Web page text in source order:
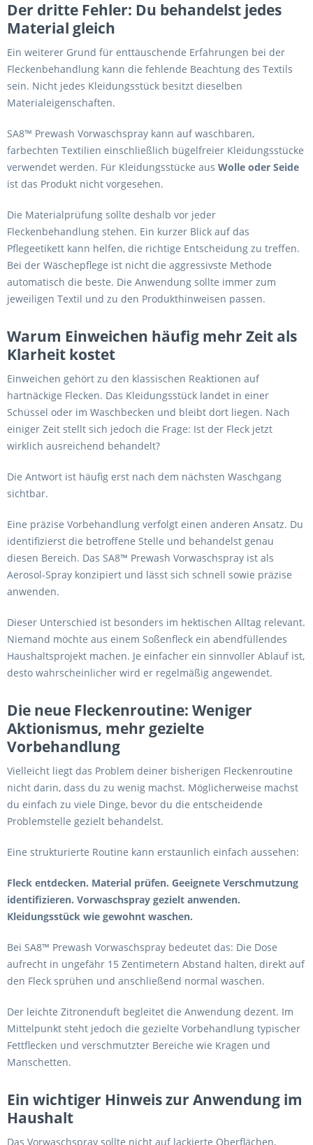
Der dritte Fehler: Du behandelst jedes
Material gleich
Ein weiterer Grund für enttäuschende Erfahrungen bei der
Fleckenbehandlung kann die fehlende Beachtung des Textils
sein. Nicht jedes Kleidungsstück besitzt dieselben
Materialeigenschaften.
SA8™ Prewash Vorwaschspray kann auf waschbaren,
farbechten Textilien einschließlich bügelfreier Kleidungsstücke
verwendet werden. Für Kleidungsstücke aus Wolle oder Seide
ist das Produkt nicht vorgesehen.
Die Materialprüfung sollte deshalb vor jeder
Fleckenbehandlung stehen. Ein kurzer Blick auf das
Pflegeetikett kann helfen, die richtige Entscheidung zu treffen.
Bei der Wäschepflege ist nicht die aggressivste Methode
automatisch die beste. Die Anwendung sollte immer zum
jeweiligen Textil und zu den Produkthinweisen passen.
Warum Einweichen häufig mehr Zeit als
Klarheit kostet
Einweichen gehört zu den klassischen Reaktionen auf
hartnäckige Flecken. Das Kleidungsstück landet in einer
Schüssel oder im Waschbecken und bleibt dort liegen. Nach
einiger Zeit stellt sich jedoch die Frage: Ist der Fleck jetzt
wirklich ausreichend behandelt?
Die Antwort ist häufig erst nach dem nächsten Waschgang
sichtbar.
Eine präzise Vorbehandlung verfolgt einen anderen Ansatz. Du
identifizierst die betroffene Stelle und behandelst genau
diesen Bereich. Das SA8™ Prewash Vorwaschspray ist als
Aerosol-Spray konzipiert und lässt sich schnell sowie präzise
anwenden.
Dieser Unterschied ist besonders im hektischen Alltag relevant.
Niemand möchte aus einem Soßenfleck ein abendfüllendes
Haushaltsprojekt machen. Je einfacher ein sinnvoller Ablauf ist,
desto wahrscheinlicher wird er regelmäßig angewendet.
Die neue Fleckenroutine: Weniger
Aktionismus, mehr gezielte
Vorbehandlung
Vielleicht liegt das Problem deiner bisherigen Fleckenroutine
nicht darin, dass du zu wenig machst. Möglicherweise machst
du einfach zu viele Dinge, bevor du die entscheidende
Problemstelle gezielt behandelst.
Eine strukturierte Routine kann erstaunlich einfach aussehen:
Fleck entdecken. Material prüfen. Geeignete Verschmutzung
identifizieren. Vorwaschspray gezielt anwenden.
Kleidungsstück wie gewohnt waschen.
Bei SA8™ Prewash Vorwaschspray bedeutet das: Die Dose
aufrecht in ungefähr 15 Zentimetern Abstand halten, direkt auf
den Fleck sprühen und anschließend normal waschen.
Der leichte Zitronenduft begleitet die Anwendung dezent. Im
Mittelpunkt steht jedoch die gezielte Vorbehandlung typischer
Fettflecken und verschmutzter Bereiche wie Kragen und
Manschetten.
Ein wichtiger Hinweis zur Anwendung im
Haushalt
Das Vorwaschspray sollte nicht auf lackierte Oberflächen,